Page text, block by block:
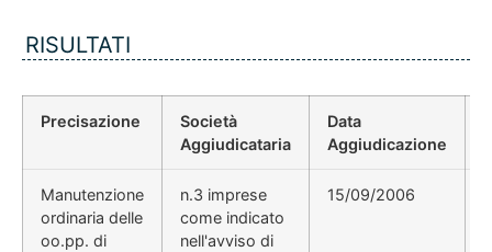
RISULTATI
Precisazione
Società
Aggiudicataria
Data
Aggiudicazione
Manutenzione
ordinaria delle
oo.pp. di
n.3 imprese
come indicato
nell'avviso di
15/09/2006